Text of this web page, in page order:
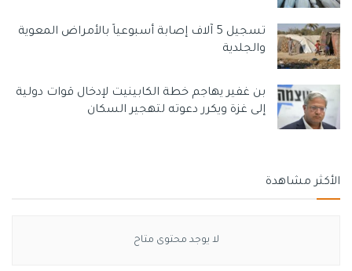
تسجيل 5 آلاف إصابة أسبوعياً بالأمراض المعوية
والجلدية
بن غفير يهاجم خطة الكابينيت لإدخال قوات دولية
إلى غزة ويكرر دعوته لتهجير السكان
الأكثر مشاهدة
لا يوجد محتوى متاح